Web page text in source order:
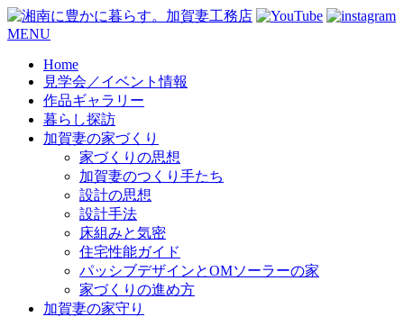
コ
MENU
Home
見学会／イベント情報
作品ギャラリー
暮らし探訪
加賀妻の家づくり
家づくりの思想
加賀妻のつくり手たち
設計の思想
設計手法
床組みと気密
住宅性能ガイド
パッシブデザインとOMソーラーの家
家づくりの進め方
加賀妻の家守り